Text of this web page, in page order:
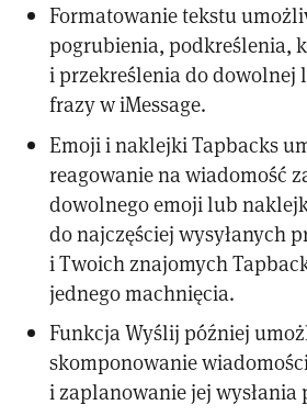
Formatowanie tekstu
pogrubienia, podkreślenia,
i przekreślenia do dowolnej
frazy w iMessage.
Emoji i naklejki Tapbacks
reagowanie na wiadomość
dowolnego emoji lub
do najczęściej wysyłanych
i Twoich znajomych
jednego machnięcia.
Funkcja Wyślij później
skomponowanie
i zaplanowanie jej wysłania